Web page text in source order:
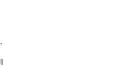
٣٠